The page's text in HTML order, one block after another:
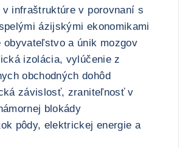
v infraštruktúre v porovnaní s
ázijskými ekonomikami
obyvateľstvo a únik mozgov
izolácia, vylúčenie z
obchodných dohôd
závislosť, zraniteľnosť v
blokády
pôdy, elektrickej energie a